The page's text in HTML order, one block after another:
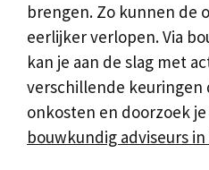
brengen. Zo kunnen de
eerlijker verlopen. Via
kan je aan de slag met
verschillende keuringen
onkosten en doorzoek
bouwkundig adviseurs